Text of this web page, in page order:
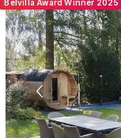
Belvilla Award Winner 2025